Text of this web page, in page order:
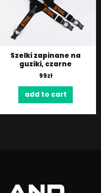
Szelki zapinane na
guziki, czarne
99zł
add to cart